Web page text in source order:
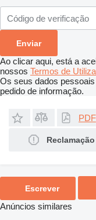
Ao clicar aqui, está a
nossos Termos de
Os seus dados
pedido de informação.
PDF
Reclamação
Escrever
Anúncios similares